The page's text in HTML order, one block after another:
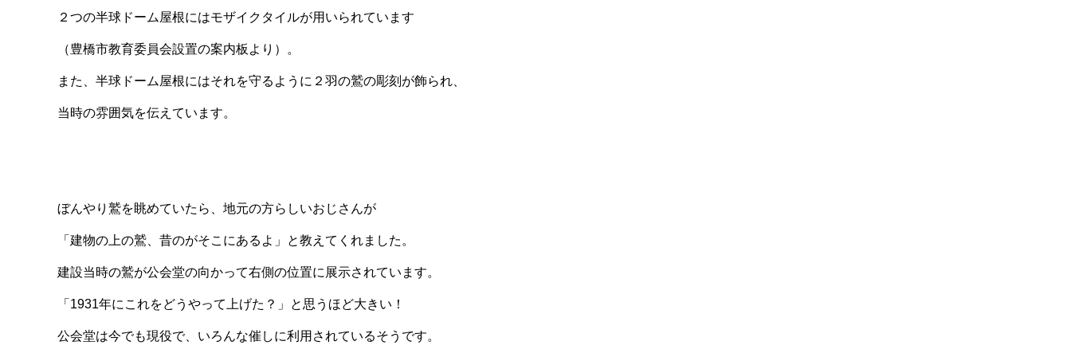
２つの半球ドーム屋根にはモザイクタイルが用いられています
（豊橋市教育委員会設置の案内板より）。
また、半球ドーム屋根にはそれを守るように２羽の鷲の彫刻が飾られ、
当時の雰囲気を伝えています。
ぼんやり鷲を眺めていたら、地元の方らしいおじさんが
「建物の上の鷲、昔のがそこにあるよ」と教えてくれました。
建設当時の鷲が公会堂の向かって右側の位置に展示されています。
「1931年にこれをどうやって上げた？」と思うほど大きい！
公会堂は今でも現役で、いろんな催しに利用されているそうです。